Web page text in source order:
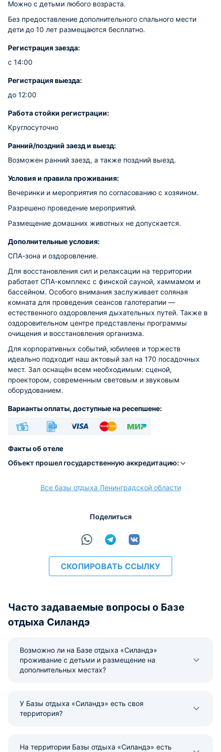
Можно с детьми любого возраста.
Без предоставление дополнительного спального мести
дети до 10 лет размещаются бесплатно.
Регистрация заезда:
с 14:00
Регистрация выезда:
до 12:00
Работа стойки регистрации:
Круглосуточно
Ранний/поздний заезд и выезд:
Возможен ранний заезд, а также поздний выезд.
Условия и правила проживания:
Вечеринки и мероприятия по согласованию с хозяином.
Разрешено проведение мероприятий.
Размещение домашних животных не допускается.
Дополнительные условия:
СПА-зона и оздоровление.
Для восстановления сил и релаксации на территории
работает СПА-комплекс с финской сауной, хаммамом и
бассейном. Особого внимания заслуживает соляная
комната для проведения сеансов галотерапии —
естественного оздоровления дыхательных путей. Также в
оздоровительном центре представлены программы
очищения и восстановления организма.
Для корпоративных событий, юбилеев и торжеств
идеально подходит наш актовый зал на 170 посадочных
мест. Зал оснащён всем необходимым: сценой,
проектором, современным световым и звуковым
оборудованием.
Варианты оплаты, доступные на ресепшене:
расчёт
Факты об отеле
Объект прошел государственную аккредитацию:
Все базы отдыха Ленинградской области
Поделиться
СКОПИРОВАТЬ ССЫЛКУ
Часто задаваемые вопросы о Базе
отдыха Силандэ
Возможно ли на Базе отдыха «Силандэ»
проживание с детьми и размещение на
дополнительных местах?
У Базы отдыха «Силандэ» есть своя
территория?
На территории Базы отдыха «Силандэ» есть